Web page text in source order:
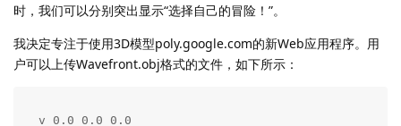
时，我们可以分别突出显示“选择自己的冒险！”。
我决定专注于使用3D模型poly.google.com的新Web应用程序。用
户可以上传Wavefront.obj格式的文件，如下所示：
v 0.0 0.0 0.0